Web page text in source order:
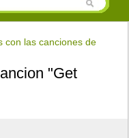
con las canciones de
"Get